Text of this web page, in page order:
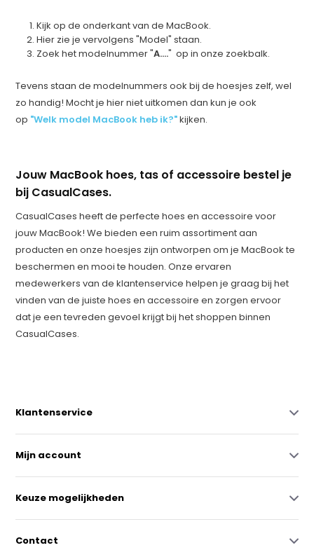
Kijk op de onderkant van de MacBook.
Hier zie je vervolgens "Model" staan.
Zoek het modelnummer "A...." op in onze zoekbalk.
Tevens staan de modelnummers ook bij de hoesjes zelf, wel
zo handig! Mocht je hier niet uitkomen dan kun je ook
op "Welk model MacBook heb ik?"kijken.
Jouw MacBook hoes, tas of accessoire bestel je
bij CasualCases.
CasualCases heeft de perfecte hoes en accessoire voor
jouw MacBook! We bieden een ruim assortiment aan
producten en onze hoesjes zijn ontworpen om je MacBook te
beschermen en mooi te houden. Onze ervaren
medewerkers van de klantenservice helpen je graag bij het
vinden van de juiste hoes en accessoire en zorgen ervoor
dat je een tevreden gevoel krijgt bij het shoppen binnen
CasualCases.
Klantenservice
Mijn account
Keuze mogelijkheden
Contact